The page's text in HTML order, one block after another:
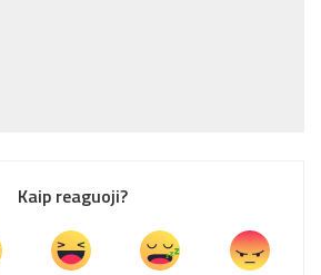
Kaip reaguoji?